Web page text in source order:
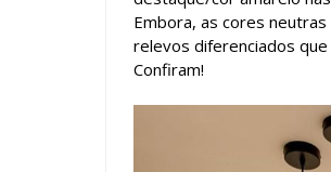
Embora, as cores
relevos diferenciados
Confiram!